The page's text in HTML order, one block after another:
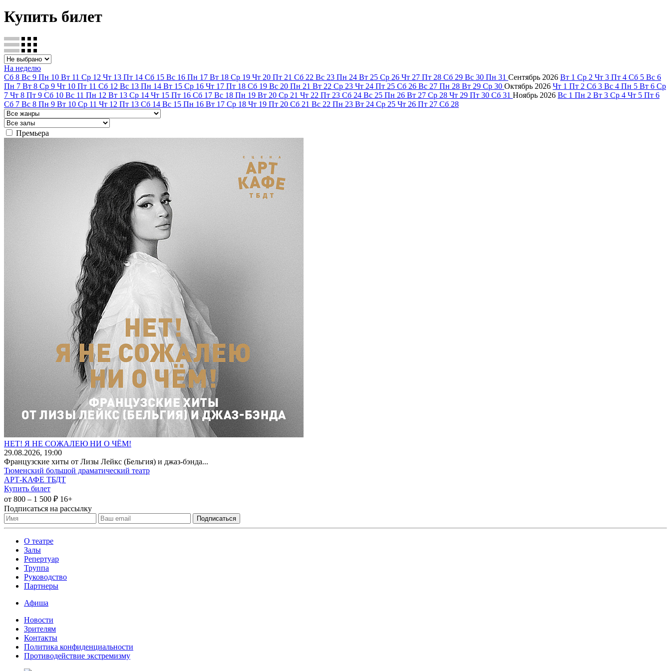
Купить билет
На неделю
Сб 8 Вс 9 Пн 10 Вт 11 Ср 12 Чт 13 Пт 14 Сб 15 Вс 16 Пн 17 Вт 18 Ср 19 Чт 20 Пт 21 Сб 22 Вс 23 Пн 24 Вт 25 Ср 26 Чт 27 Пт 28 Сб 29 Вс 30 Пн 31 Сентябрь 2026 Вт 1 Ср 2 Чт 3 Пт 4 Сб 5 Вс 6
Пн 7 Вт 8 Ср 9 Чт 10 Пт 11 Сб 12 Вс 13 Пн 14 Вт 15 Ср 16 Чт 17 Пт 18 Сб 19 Вс 20 Пн 21 Вт 22 Ср 23 Чт 24 Пт 25 Сб 26 Вс 27 Пн 28 Вт 29 Ср 30 Октябрь 2026 Чт 1 Пт 2 Сб 3 Вс 4 Пн 5 Вт 6 Ср
7 Чт 8 Пт 9 Сб 10 Вс 11 Пн 12 Вт 13 Ср 14 Чт 15 Пт 16 Сб 17 Вс 18 Пн 19 Вт 20 Ср 21 Чт 22 Пт 23 Сб 24 Вс 25 Пн 26 Вт 27 Ср 28 Чт 29 Пт 30 Сб 31 Ноябрь 2026 Вс 1 Пн 2 Вт 3 Ср 4 Чт 5 Пт 6
Сб 7 Вс 8 Пн 9 Вт 10 Ср 11 Чт 12 Пт 13 Сб 14 Вс 15 Пн 16 Вт 17 Ср 18 Чт 19 Пт 20 Сб 21 Вс 22 Пн 23 Вт 24 Ср 25 Чт 26 Пт 27 Сб 28
Премьера
НЕТ! Я НЕ СОЖАЛЕЮ НИ О ЧЁМ!
29.08.2026, 19:00
Французские хиты от Лизы Лейкс (Бельгия) и джаз-бэнда...
Тюменский большой драматический театр
АРТ-КАФЕ ТБДТ
Купить билет
от 800 – 1 500 ₽ 16+
Подписаться на рассылку
О театре
Залы
Репертуар
Труппа
Руководство
Партнеры
Афиша
Новости
Зрителям
Контакты
Политика конфиденциальности
Противодействие экстремизму